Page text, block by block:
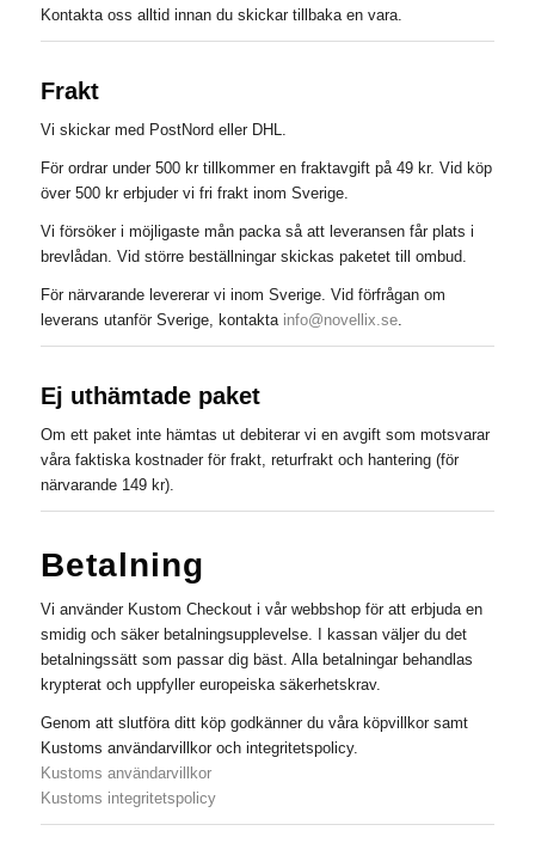
Kontakta oss alltid innan du skickar tillbaka en vara.
Frakt
Vi skickar med PostNord eller DHL.
För ordrar under 500 kr tillkommer en fraktavgift på 49 kr. Vid köp
över 500 kr erbjuder vi fri frakt inom Sverige.
Vi försöker i möjligaste mån packa så att leveransen får plats i
brevlådan. Vid större beställningar skickas paketet till ombud.
För närvarande levererar vi inom Sverige. Vid förfrågan om
leverans utanför Sverige, kontakta info@novellix.se.
Ej uthämtade paket
Om ett paket inte hämtas ut debiterar vi en avgift som motsvarar
våra faktiska kostnader för frakt, returfrakt och hantering (för
närvarande 149 kr).
Betalning
Vi använder Kustom Checkout i vår webbshop för att erbjuda en
smidig och säker betalningsupplevelse. I kassan väljer du det
betalningssätt som passar dig bäst. Alla betalningar behandlas
krypterat och uppfyller europeiska säkerhetskrav.
Genom att slutföra ditt köp godkänner du våra köpvillkor samt
Kustoms användarvillkor och integritetspolicy.
Kustoms användarvillkor
Kustoms integritetspolicy